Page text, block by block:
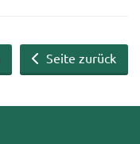
Seite zurück